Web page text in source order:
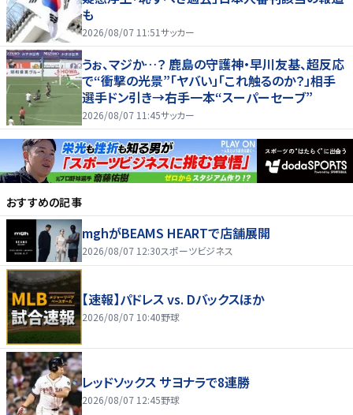
も
2026/08/07 11:51サッカー
うぉ、マジか…？ 鹿島の守護神・早川友基、超反応
で“衝撃の光景”「ヤバい」「これ触るのか？」相手
選手ドン引き→右手一本“スーパーセーブ”
2026/08/07 11:45サッカー
おすすめの記事
mghがBEAMS HEARTで店舗展開
2026/08/07 12:30スポーツビジネス
【速報】パドレス vs. Dバックスほか
2026/08/07 10:40野球
レッドソックス サヨナラで8連勝
2026/08/07 12:45野球